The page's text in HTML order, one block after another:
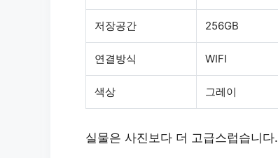
저장공간 256GB
연결방식 WIFI
색상 그레이
실물은 사진보다 더 고급스럽습니다.